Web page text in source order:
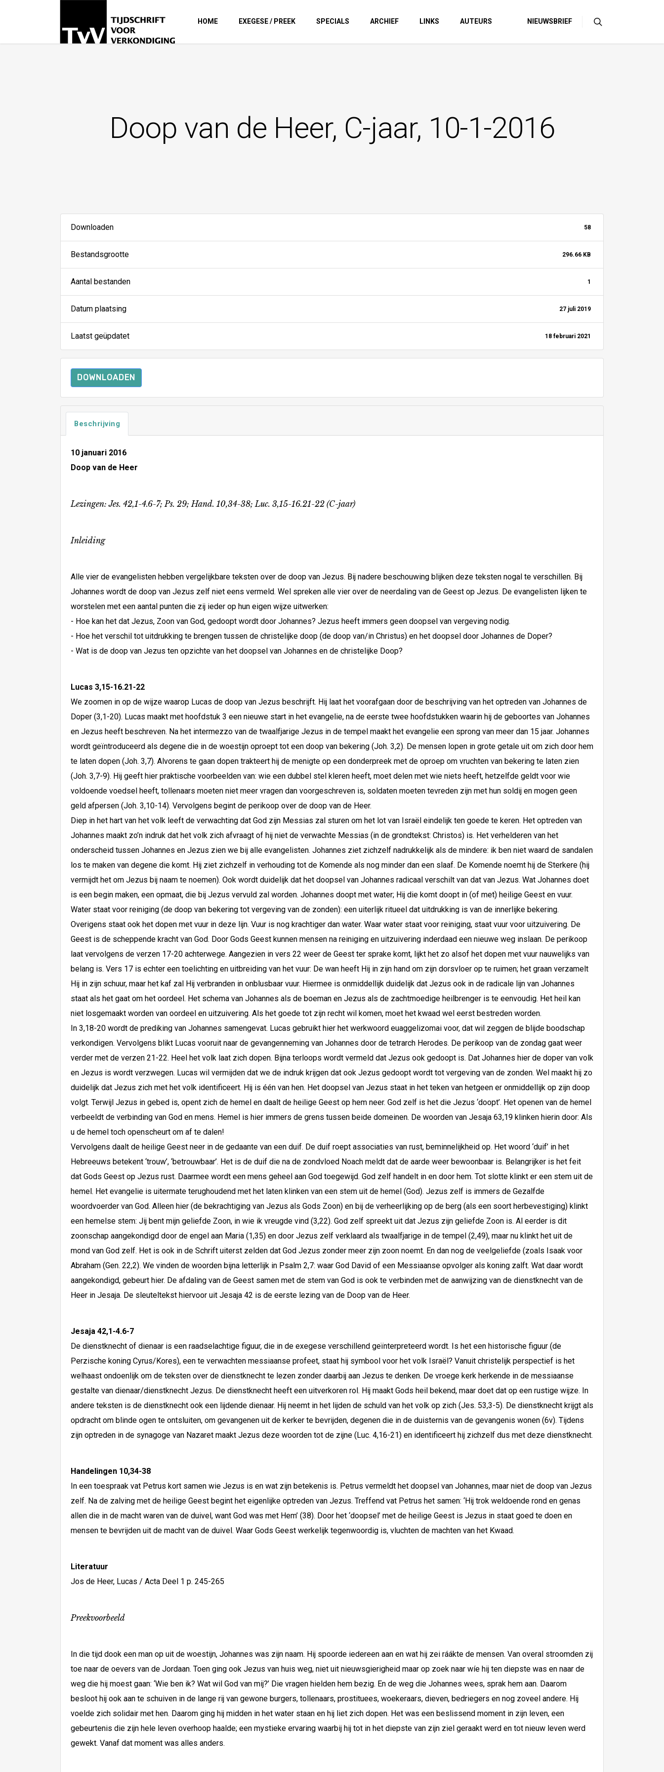
HOME EXEGESE / PREEK SPECIALS ARCHIEF LINKS AUTEURS NIEUWSBRIEF
Doop van de Heer, C-jaar, 10-1-2016
Downloaden 58
Bestandsgrootte 296.66 KB
Aantal bestanden 1
Datum plaatsing 27 juli 2019
Laatst geüpdatet 18 februari 2021
DOWNLOADEN
Beschrijving
10 januari 2016
Doop van de Heer
Lezingen: Jes. 42,1-4.6-7; Ps. 29; Hand. 10,34-38; Luc. 3,15-16.21-22 (C-jaar)
Inleiding
Alle vier de evangelisten hebben vergelijkbare teksten over de doop van Jezus. Bij nadere beschouwing blijken deze teksten nogal te verschillen. Bij
Johannes wordt de doop van Jezus zelf niet eens vermeld. Wel spreken alle vier over de neerdaling van de Geest op Jezus. De evangelisten lijken te
worstelen met een aantal punten die zij ieder op hun eigen wijze uitwerken:
- Hoe kan het dat Jezus, Zoon van God, gedoopt wordt door Johannes? Jezus heeft immers geen doopsel van vergeving nodig.
- Hoe het verschil tot uitdrukking te brengen tussen de christelijke doop (de doop van/in Christus) en het doopsel door Johannes de Doper?
- Wat is de doop van Jezus ten opzichte van het doopsel van Johannes en de christelijke Doop?
Lucas 3,15-16.21-22
We zoomen in op de wijze waarop Lucas de doop van Jezus beschrijft. Hij laat het voorafgaan door de beschrijving van het optreden van Johannes de
Doper (3,1-20). Lucas maakt met hoofdstuk 3 een nieuwe start in het evangelie, na de eerste twee hoofdstukken waarin hij de geboortes van Johannes
en Jezus heeft beschreven. Na het intermezzo van de twaalfjarige Jezus in de tempel maakt het evangelie een sprong van meer dan 15 jaar. Johannes
wordt geïntroduceerd als degene die in de woestijn oproept tot een doop van bekering (Joh. 3,2). De mensen lopen in grote getale uit om zich door hem
te laten dopen (Joh. 3,7). Alvorens te gaan dopen trakteert hij de menigte op een donderpreek met de oproep om vruchten van bekering te laten zien
(Joh. 3,7-9). Hij geeft hier praktische voorbeelden van: wie een dubbel stel kleren heeft, moet delen met wie niets heeft, hetzelfde geldt voor wie
voldoende voedsel heeft, tollenaars moeten niet meer vragen dan voorgeschreven is, soldaten moeten tevreden zijn met hun soldij en mogen geen
geld afpersen (Joh. 3,10-14). Vervolgens begint de perikoop over de doop van de Heer.
Diep in het hart van het volk leeft de verwachting dat God zijn Messias zal sturen om het lot van Israël eindelijk ten goede te keren. Het optreden van
Johannes maakt zo’n indruk dat het volk zich afvraagt of hij niet de verwachte Messias (in de grondtekst: Christos) is. Het verhelderen van het
onderscheid tussen Johannes en Jezus zien we bij alle evangelisten. Johannes ziet zichzelf nadrukkelijk als de mindere: ik ben niet waard de sandalen
los te maken van degene die komt. Hij ziet zichzelf in verhouding tot de Komende als nog minder dan een slaaf. De Komende noemt hij de Sterkere (hij
vermijdt het om Jezus bij naam te noemen). Ook wordt duidelijk dat het doopsel van Johannes radicaal verschilt van dat van Jezus. Wat Johannes doet
is een begin maken, een opmaat, die bij Jezus vervuld zal worden. Johannes doopt met water; Hij die komt doopt in (of met) heilige Geest en vuur.
Water staat voor reiniging (de doop van bekering tot vergeving van de zonden): een uiterlijk ritueel dat uitdrukking is van de innerlijke bekering.
Overigens staat ook het dopen met vuur in deze lijn. Vuur is nog krachtiger dan water. Waar water staat voor reiniging, staat vuur voor uitzuivering. De
Geest is de scheppende kracht van God. Door Gods Geest kunnen mensen na reiniging en uitzuivering inderdaad een nieuwe weg inslaan. De perikoop
laat vervolgens de verzen 17-20 achterwege. Aangezien in vers 22 weer de Geest ter sprake komt, lijkt het zo alsof het dopen met vuur nauwelijks van
belang is. Vers 17 is echter een toelichting en uitbreiding van het vuur: De wan heeft Hij in zijn hand om zijn dorsvloer op te ruimen; het graan verzamelt
Hij in zijn schuur, maar het kaf zal Hij verbranden in onblusbaar vuur. Hiermee is onmiddellijk duidelijk dat Jezus ook in de radicale lijn van Johannes
staat als het gaat om het oordeel. Het schema van Johannes als de boeman en Jezus als de zachtmoedige heilbrenger is te eenvoudig. Het heil kan
niet losgemaakt worden van oordeel en uitzuivering. Als het goede tot zijn recht wil komen, moet het kwaad wel eerst bestreden worden.
In 3,18-20 wordt de prediking van Johannes samengevat. Lucas gebruikt hier het werkwoord euaggelizomai voor, dat wil zeggen de blijde boodschap
verkondigen. Vervolgens blikt Lucas vooruit naar de gevangenneming van Johannes door de tetrarch Herodes. De perikoop van de zondag gaat weer
verder met de verzen 21-22. Heel het volk laat zich dopen. Bijna terloops wordt vermeld dat Jezus ook gedoopt is. Dat Johannes hier de doper van volk
en Jezus is wordt verzwegen. Lucas wil vermijden dat we de indruk krijgen dat ook Jezus gedoopt wordt tot vergeving van de zonden. Wel maakt hij zo
duidelijk dat Jezus zich met het volk identificeert. Hij is één van hen. Het doopsel van Jezus staat in het teken van hetgeen er onmiddellijk op zijn doop
volgt. Terwijl Jezus in gebed is, opent zich de hemel en daalt de heilige Geest op hem neer. God zelf is het die Jezus ‘doopt’. Het openen van de hemel
verbeeldt de verbinding van God en mens. Hemel is hier immers de grens tussen beide domeinen. De woorden van Jesaja 63,19 klinken hierin door: Als
u de hemel toch openscheurt om af te dalen!
Vervolgens daalt de heilige Geest neer in de gedaante van een duif. De duif roept associaties van rust, beminnelijkheid op. Het woord ‘duif’ in het
Hebreeuws betekent ‘trouw’, ‘betrouwbaar’. Het is de duif die na de zondvloed Noach meldt dat de aarde weer bewoonbaar is. Belangrijker is het feit
dat Gods Geest op Jezus rust. Daarmee wordt een mens geheel aan God toegewijd. God zelf handelt in en door hem. Tot slotte klinkt er een stem uit de
hemel. Het evangelie is uitermate terughoudend met het laten klinken van een stem uit de hemel (God). Jezus zelf is immers de Gezalfde
woordvoerder van God. Alleen hier (de bekrachtiging van Jezus als Gods Zoon) en bij de verheerlijking op de berg (als een soort herbevestiging) klinkt
een hemelse stem: Jij bent mijn geliefde Zoon, in wie ik vreugde vind (3,22). God zelf spreekt uit dat Jezus zijn geliefde Zoon is. Al eerder is dit
zoonschap aangekondigd door de engel aan Maria (1,35) en door Jezus zelf verklaard als twaalfjarige in de tempel (2,49), maar nu klinkt het uit de
mond van God zelf. Het is ook in de Schrift uiterst zelden dat God Jezus zonder meer zijn zoon noemt. En dan nog de veelgeliefde (zoals Isaak voor
Abraham (Gen. 22,2). We vinden de woorden bijna letterlijk in Psalm 2,7: waar God David of een Messiaanse opvolger als koning zalft. Wat daar wordt
aangekondigd, gebeurt hier. De afdaling van de Geest samen met de stem van God is ook te verbinden met de aanwijzing van de dienstknecht van de
Heer in Jesaja. De sleuteltekst hiervoor uit Jesaja 42 is de eerste lezing van de Doop van de Heer.
Jesaja 42,1-4.6-7
De dienstknecht of dienaar is een raadselachtige figuur, die in de exegese verschillend geïnterpreteerd wordt. Is het een historische figuur (de
Perzische koning Cyrus/Kores), een te verwachten messiaanse profeet, staat hij symbool voor het volk Israël? Vanuit christelijk perspectief is het
welhaast ondoenlijk om de teksten over de dienstknecht te lezen zonder daarbij aan Jezus te denken. De vroege kerk herkende in de messiaanse
gestalte van dienaar/dienstknecht Jezus. De dienstknecht heeft een uitverkoren rol. Hij maakt Gods heil bekend, maar doet dat op een rustige wijze. In
andere teksten is de dienstknecht ook een lijdende dienaar. Hij neemt in het lijden de schuld van het volk op zich (Jes. 53,3-5). De dienstknecht krijgt als
opdracht om blinde ogen te ontsluiten, om gevangenen uit de kerker te bevrijden, degenen die in de duisternis van de gevangenis wonen (6v). Tijdens
zijn optreden in de synagoge van Nazaret maakt Jezus deze woorden tot de zijne (Luc. 4,16-21) en identificeert hij zichzelf dus met deze dienstknecht.
Handelingen 10,34-38
In een toespraak vat Petrus kort samen wie Jezus is en wat zijn betekenis is. Petrus vermeldt het doopsel van Johannes, maar niet de doop van Jezus
zelf. Na de zalving met de heilige Geest begint het eigenlijke optreden van Jezus. Treffend vat Petrus het samen: ‘Hij trok weldoende rond en genas
allen die in de macht waren van de duivel, want God was met Hem’ (38). Door het ‘doopsel’ met de heilige Geest is Jezus in staat goed te doen en
mensen te bevrijden uit de macht van de duivel. Waar Gods Geest werkelijk tegenwoordig is, vluchten de machten van het Kwaad.
Literatuur
Jos de Heer, Lucas / Acta Deel 1 p. 245-265
Preekvoorbeeld
In die tijd dook een man op uit de woestijn, Johannes was zijn naam. Hij spoorde iedereen aan en wat hij zei ráákte de mensen. Van overal stroomden zij
toe naar de oevers van de Jordaan. Toen ging ook Jezus van huis weg, niet uit nieuwsgierigheid maar op zoek naar wíe hij ten diepste was en naar de
weg die hij moest gaan: ‘Wie ben ik? Wat wil God van mij?’ Die vragen hielden hem bezig. En de weg die Johannes wees, sprak hem aan. Daarom
besloot hij ook aan te schuiven in de lange rij van gewone burgers, tollenaars, prostituees, woekeraars, dieven, bedriegers en nog zoveel andere. Hij
voelde zich solidair met hen. Daarom ging hij midden in het water staan en hij liet zich dopen. Het was een beslissend moment in zijn leven, een
gebeurtenis die zijn hele leven overhoop haalde; een mystieke ervaring waarbij hij tot in het diepste van zijn ziel geraakt werd en tot nieuw leven werd
gewekt. Vanaf dat moment was alles anders.